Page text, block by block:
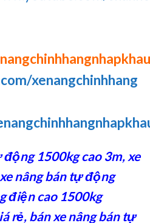
xenangchinhhang
động 1500kg cao 3m, xe
xe nâng bán tự động
điện cao 1500kg
rẻ, bán xe nâng bán tự